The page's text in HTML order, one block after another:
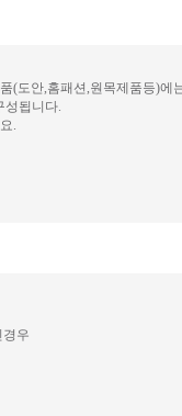
(도안,홈패션,원목제품등)에
성됩니다.
.
우